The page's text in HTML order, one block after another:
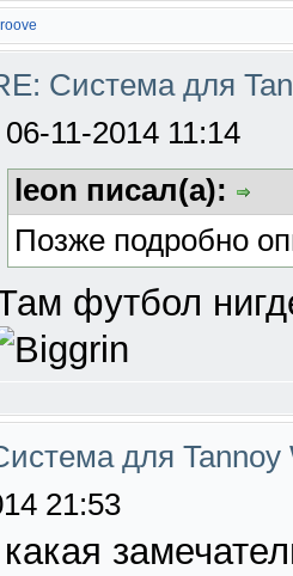
Система для
06-11-2014 11:14
leon писал(а):
Позже подробно
футбол
для
21:53